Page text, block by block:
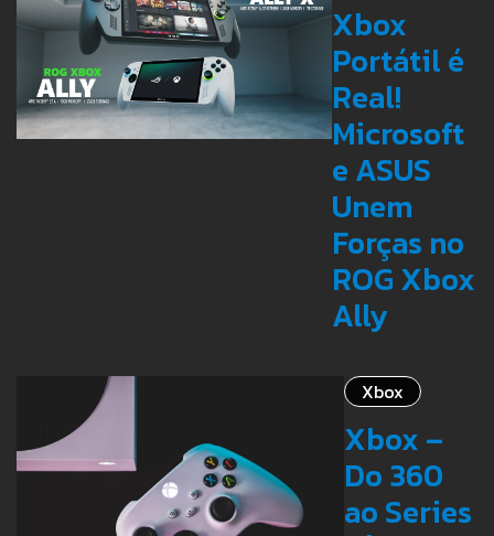
Xbox
Portátil é
Real!
Microsoft
e ASUS
Unem
Forças no
ROG Xbox
Ally
Xbox
Xbox –
Do 360
ao Series